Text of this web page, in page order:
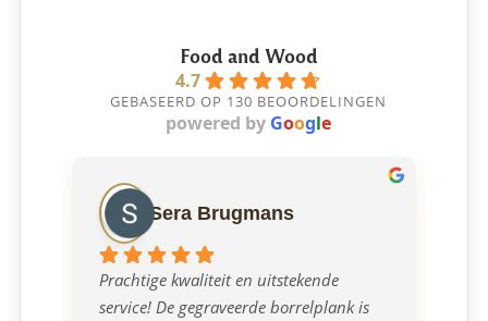
Food and Wood
4.7
GEBASEERD OP 130 BEOORDELINGEN
powered by Google
Sera Brugmans
Prachtige kwaliteit en uitstekende
service! De gegraveerde borrelplank is